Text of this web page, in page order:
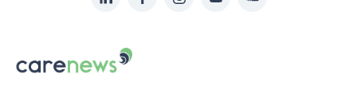
sur:
Le